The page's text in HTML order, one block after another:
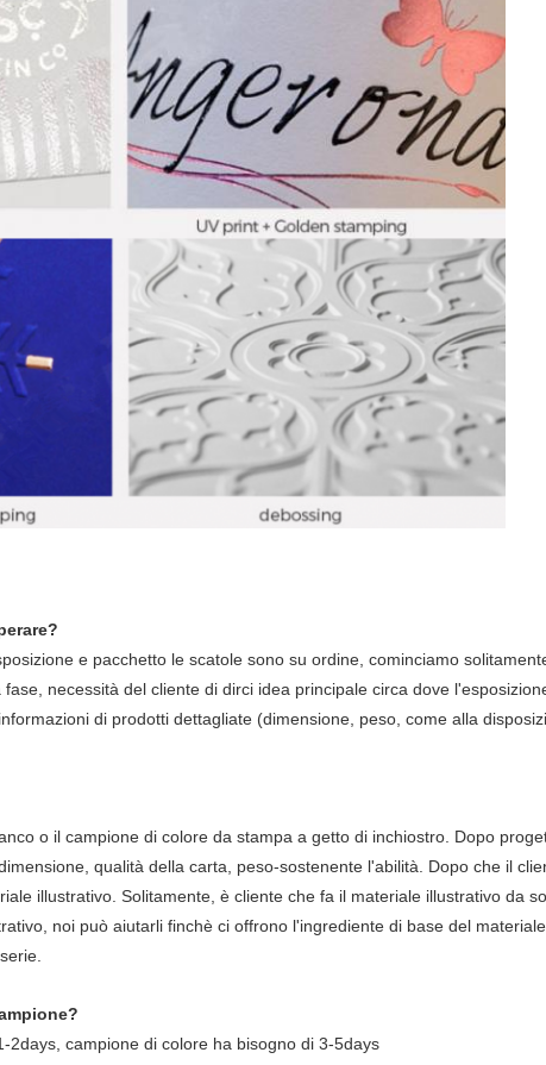
e pacchetto le scatole sono su ordine, cominciamo
necessità del cliente di dirci idea principale circa dove
di prodotti dettagliate (dimensione, peso, come alla
o il campione di colore da stampa a getto di inchiostro. Dopo
qualità della carta, peso-sostenente l'abilità. Dopo che il
illustrativo. Solitamente, è cliente che fa il materiale illustrativo da
noi può aiutarli finchè ci offrono l'ingrediente di base del
2days, campione di colore ha bisogno di 3-5days